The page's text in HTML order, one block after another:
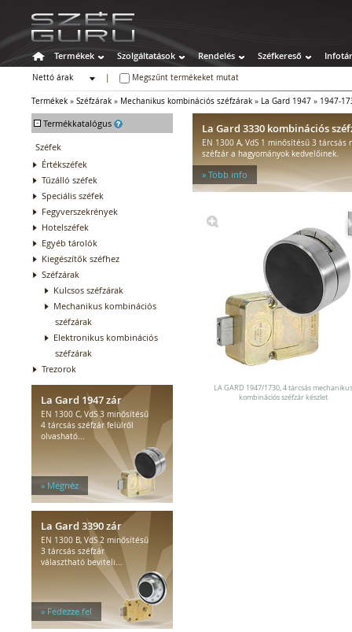
Termékek Szolgáltatások Rendelés Széfkereső Infotár
Nettó árak
Megszűnt termékeket mutat
Termékek » Széfzárak » Mechanikus kombinációs széfzárak » La Gard 1947 » 1947-
- Termékkatalógus
Széfek
Értékszéfek
Tűzálló széfek
Speciális széfek
Fegyverszekrények
Hotelszéfek
Egyéb tárolók
Kiegészítők széfhez
Széfzárak
Kulcsos széfzárak
Mechanikus kombinációs
széfzárak
Elektronikus kombinációs
széfzárak
Trezorok
La Gard 1947 zár
EN 1300 C, VdS 3 minősítésű
4 tárcsás széfzár felülről
olvasható...
» Megnéz
La Gard 3390 zár
EN 1300 B, VdS 2 minősítésű
3 tárcsás széfzár
választható beviteli...
» Fedezze fel
La Gard 3330 kombinációs
EN 1300 A, VdS 1 minősítésű 3 tárcsás
széfzár a hagyományok kedvelőinek.
» Több info
LA GARD 1947/1730, 4 tárcsás mechanikus
kombinációs széfzár készlet